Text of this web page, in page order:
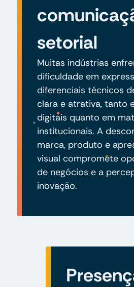
setorial
Muitas indústrias
dificuldade em
diferenciais técnicos
clara e atrativa, tanto
digitais quanto em
institucionais. A
marca, produto e
visual compromete
de negócios e a
inovação.